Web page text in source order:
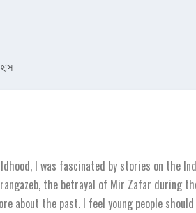
I was fascinated by stories on the
the betrayal of Mir Zafar during
about the past. I feel young people